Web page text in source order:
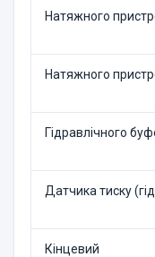
Натяжного
Натяжного
Гідравлічного
Датчика тиску
Кінцевий